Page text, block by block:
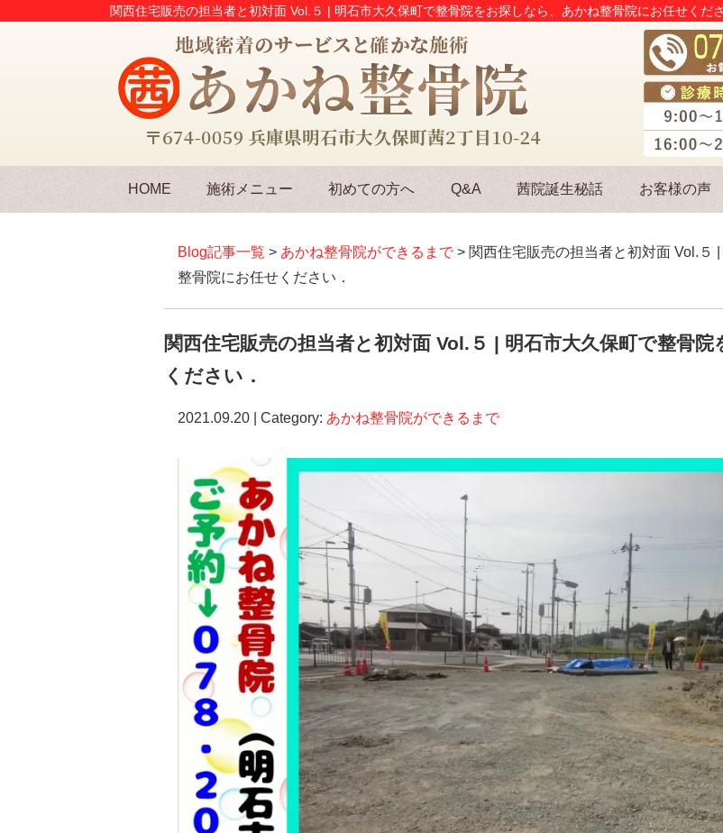
関西住宅販売の担当者と初対面 Vol.５ | 明石市大久保町で整骨院をお探しなら、あかね整骨院にお任せくだ
HOME 施術メニュー 初めての方へ Q&A 茜院誕生秘話 お客様の声
Blog記事一覧 > あかね整骨院ができるまで > 関西住宅販売の担当者と初対面 Vol.５
整骨院にお任せください．
関西住宅販売の担当者と初対面 Vol.５ | 明石市大久保町で整骨
ください．
2021.09.20 | Category: あかね整骨院ができるまで